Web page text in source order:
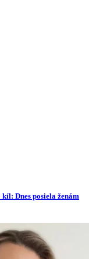
Dnes posiela ženám